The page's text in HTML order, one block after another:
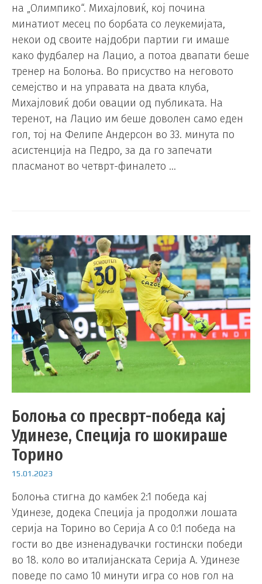
на „Олимпико“. Михајловиќ, кој почина
минатиот месец по борбата со леукемијата,
некои од своите најдобри партии ги имаше
како фудбалер на Лацио, а потоа двапати беше
тренер на Болоња. Во присуство на неговото
семејство и на управата на двата клуба,
Михајловиќ доби овации од публиката. На
теренот, на Лацио им беше доволен само еден
гол, тој на Фелипе Андерсон во 33. минута по
асистенција на Педро, за да го запечати
пласманот во четврт-финалето …
Болоња со пресврт-победа кај
Удинезе, Специја го шокираше
Торино
15.01.2023
Болоња стигна до камбек 2:1 победа кај
Удинезе, додека Специја ја продолжи лошата
серија на Торино во Серија А со 0:1 победа на
гости во две изненадувачки гостински победи
во 18. коло во италијанската Серија А. Удинезе
поведе по само 10 минути игра со нов гол на